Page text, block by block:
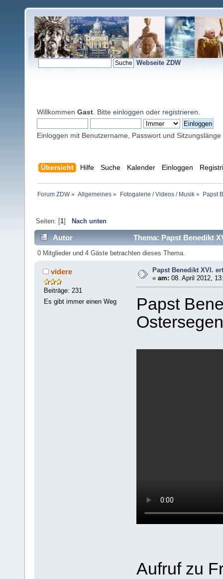
Webseite ZDW
Willkommen Gast . Bitte einloggen oder registrieren
Einloggen mit Benutzername, Passwort und Sitzungslänge
Übersicht Hilfe Suche Kalender Einloggen
Forum ZDW» Allgemeines » Fotogalerie / Videos / Musik» Papst
Seiten: [1] Nach unten
Autor Thema: Papst Benedikt
0 Mitglieder und 4 Gäste betrachten dieses Thema.
videre
Beiträge: 231
Es gibt immer einen Weg
Papst Benedikt XVI.
«am: 08. April 2012,
Papst
Ostersegen
Aufruf zu